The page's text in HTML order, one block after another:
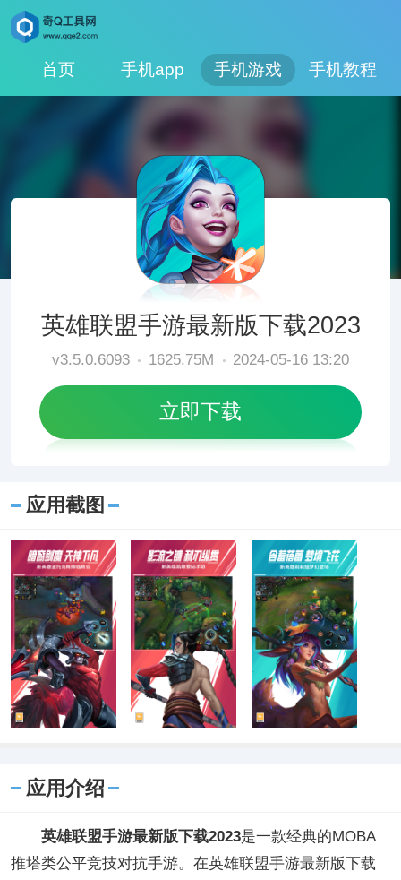
首页 手机app 手机游戏 手机教程
英雄联盟手游最新版下载2023
v3.5.0.6093 1625.75M 2024-05-16 13:20
立即下载
应用截图
应用介绍
英雄联盟手游最新版下载2023是一款经典的MOBA
推塔类公平竞技对抗手游。在英雄联盟手游最新版下载